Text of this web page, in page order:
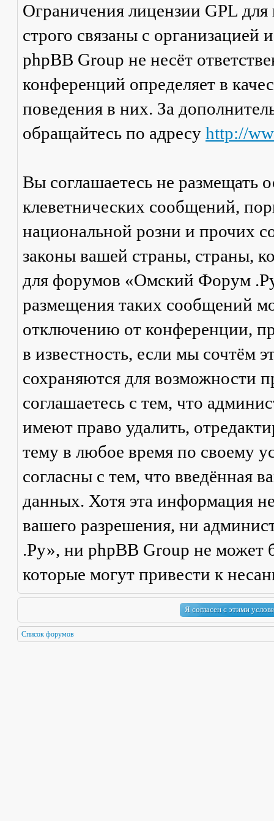
Ограничения лицензии GPL
строго связаны с
phpBB Group не несёт
конференций определяет в
поведения в них. За
обращайтесь по адресу http://
Вы соглашаетесь не размещать
клеветнических сообщений,
национальной розни и прочих
законы вашей страны, страны,
для форумов «Омский Форум
размещения таких сообщений
отключению от конференции,
в известность, если мы сочтём
сохраняются для возможности
соглашаетесь с тем, что
имеют право удалить,
тему в любое время по своему
согласны с тем, что введённая
данных. Хотя эта информация
вашего разрешения, ни
.Ру», ни phpBB Group не может
которые могут привести к
Список форумов